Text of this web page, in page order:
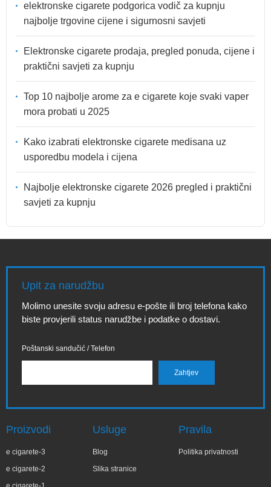
elektronske cigarete podgorica vodič za kupnju
najbolje trgovine cijene i sigurnosni savjeti
Elektronske cigarete prodaja, pregled ponuda, cijene i
praktični savjeti za kupnju
Top 10 najbolje arome za e cigarete koje svaki vaper
mora probati u 2025
Kako izabrati elektronske cigarete medisana uz
usporedbu modela i cijena
Najbolje elektronske cigarete 2026 pregled i praktični
savjeti za kupnju
Upit za narudžbu
Molimo unesite svoju adresu e-pošte ili broj telefona kako
biste provjerili status narudžbe i podatke o dostavi.
Poštanski sandučić / Telefon
Proizvodi
e cigarete-3
e cigarete-2
Usluge
Blog
Slika stranice
Pravila
Politika privatnosti